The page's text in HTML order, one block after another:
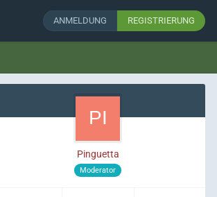
ANMELDUNG REGISTRIERUNG
Pinguetta
Moderator